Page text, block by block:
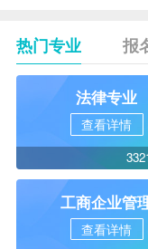
热门专业 报
法律专业
查看详情
工商企业管
查看详情